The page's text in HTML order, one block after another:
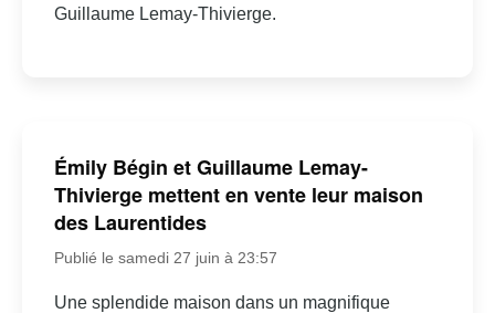
Guillaume Lemay-Thivierge.
Émily Bégin et Guillaume Lemay-
Thivierge mettent en vente leur maison
des Laurentides
Publié le samedi 27 juin à 23:57
Une splendide maison dans un magnifique